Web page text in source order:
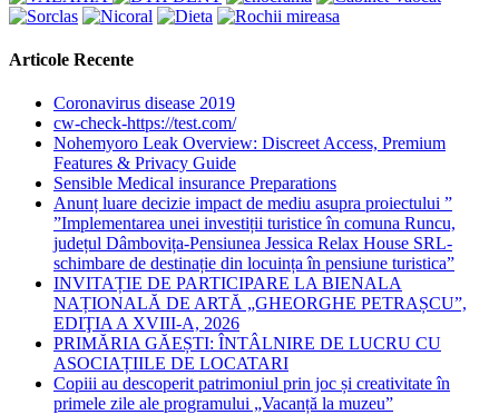
Articole Recente
Coronavirus disease 2019
cw-check-https://test.com/
Nohemyoro Leak Overview: Discreet Access, Premium
Features & Privacy Guide
Sensible Medical insurance Preparations
Anunț luare decizie impact de mediu asupra proiectului ”
”Implementarea unei investiții turistice în comuna Runcu,
județul Dâmbovița-Pensiunea Jessica Relax House SRL-
schimbare de destinație din locuința în pensiune turistica”
INVITAȚIE DE PARTICIPARE LA BIENALA
NAȚIONALĂ DE ARTĂ „GHEORGHE PETRAȘCU”,
EDIŢIA A XVIII-A, 2026
PRIMĂRIA GĂEȘTI: ÎNTÂLNIRE DE LUCRU CU
ASOCIAȚIILE DE LOCATARI
Copiii au descoperit patrimoniul prin joc și creativitate în
primele zile ale programului „Vacanță la muzeu”